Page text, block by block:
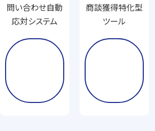
問い合わせ自動
応対システム
商談獲得特化型
ツール